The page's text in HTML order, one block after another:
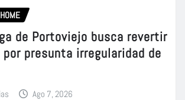
HOME
de Portoviejo busca revertir
presunta irregularidad de
Ago 7, 2026